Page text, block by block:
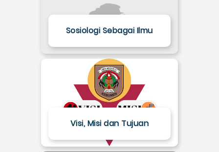
Sosiologi Sebagai Ilmu
Visi, Misi dan Tujuan